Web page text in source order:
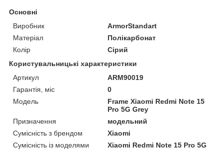
Основні
Виробник
ArmorStandart
Матеріал
Полікарбонат
Колір
Сірий
Користувальницькі характеристики
Артикул
ARM90019
Гарантія, міс
0
Мoдель
Frame Xiaomi Redmi Note 15
Pro 5G Grey
Призначення
модельний
Сумісність з брендом
Xiaomi
Сумісність із моделями
Xiaomi Redmi Note 15 Pro 5G